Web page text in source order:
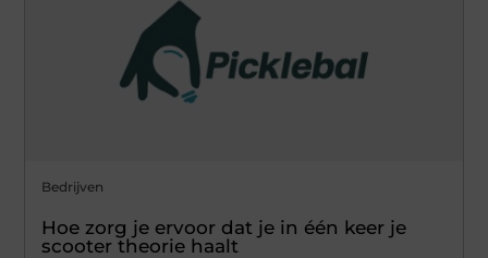
Bedrijven
Hoe zorg je ervoor dat je in één keer je
scooter theorie haalt